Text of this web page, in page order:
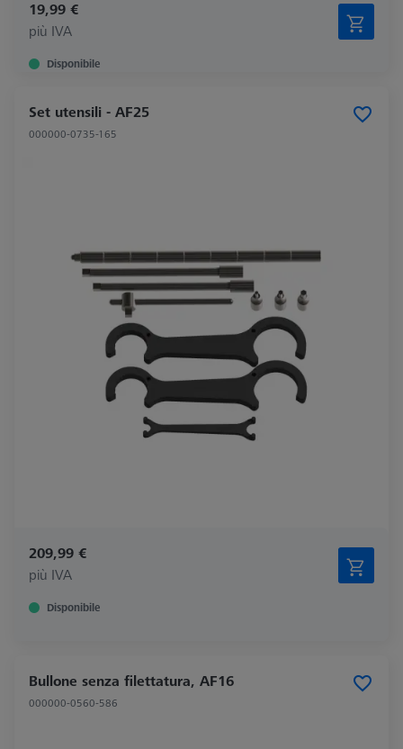
19,99 €
più IVA
Disponibile
Set utensili - AF25
000000-0735-165
209,99 €
più IVA
Disponibile
Bullone senza filettatura, AF16
000000-0560-586